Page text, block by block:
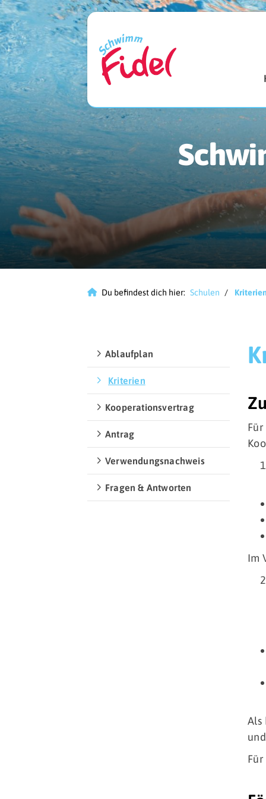
Du befindest dich hier: Schulen
Im
Als
Ablaufplan
Kriterien
Kooperationsvertrag
Antrag
Verwendungsnachweis
Fragen & Antworten
SchwimmFidel
Württemberg
Mühlhauser Str. 305
70378 Stuttgart
info@schwimmfidel.de